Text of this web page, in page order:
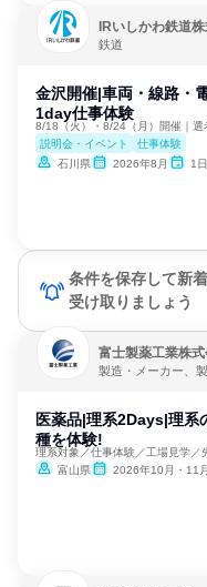
IRいしかわ鉄道
鉄道
金沢開催|車両・線路・
1day仕事体験
8/18（火）・8/24（月）開催｜選
説明会・イベント
仕事体験
石川県
2026年8月 1日
条件を保存して新
受け取りましょう
富士製薬工業株
製造・メーカー、
医薬品|理系2Days|理系
種を体験!
理系対象／仕事体験／工場見学／
富山県
2026年10月・11